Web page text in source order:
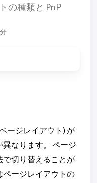
の種類と PnP
ージレイアウト) が
なります。 ページ
で切り替えることが
ページレイアウトの